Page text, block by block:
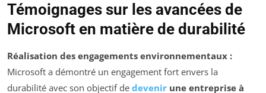
Témoignages sur les avancées de
Microsoft en matière de durabilité
Réalisation des engagements environnementaux :
Microsoft a démontré un engagement fort envers la
durabilité avec son objectif de devenir une entreprise à